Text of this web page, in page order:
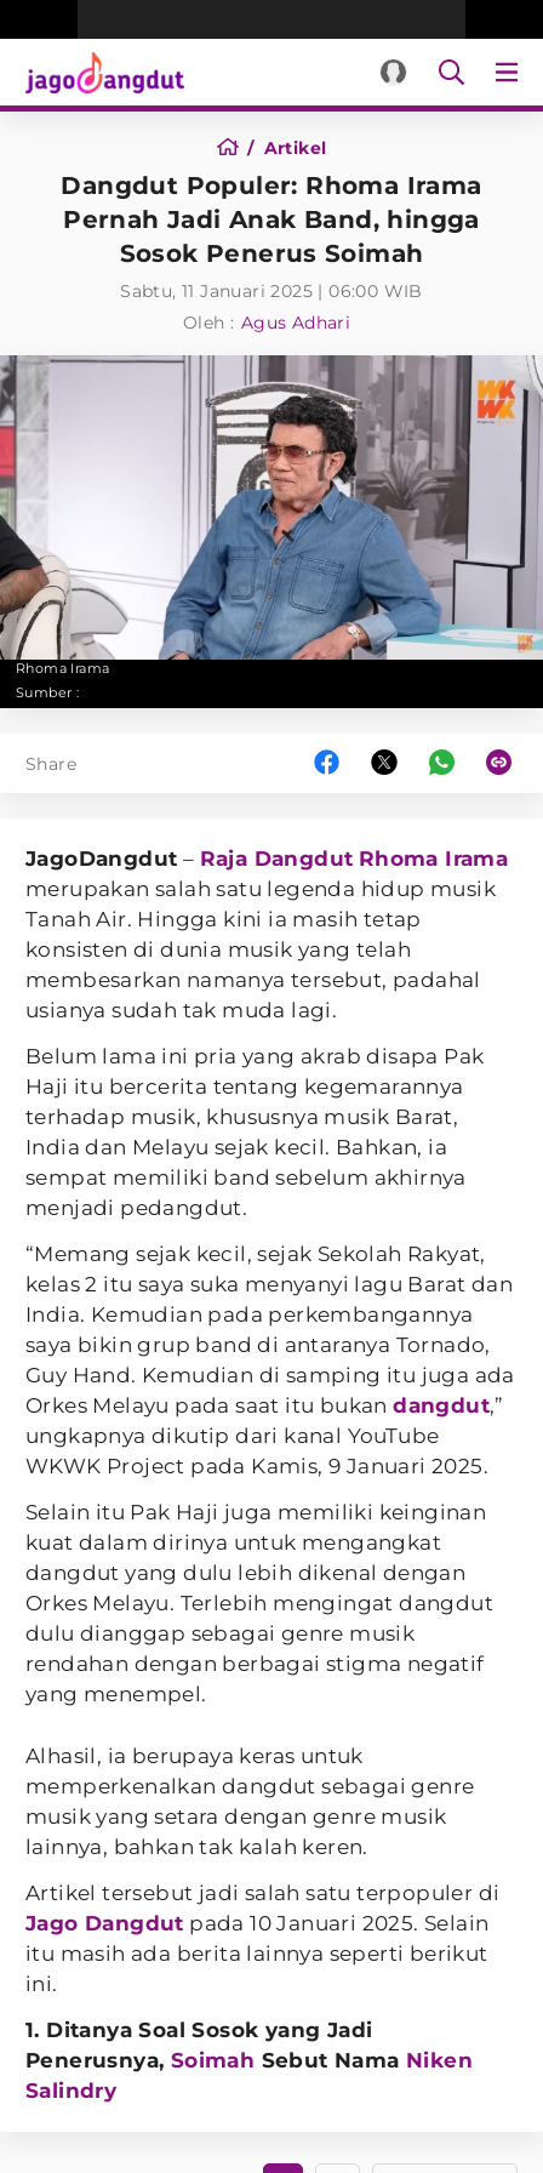
Artikel
Dangdut Populer: Rhoma Irama
Pernah Jadi Anak Band, hingga
Sosok Penerus Soimah
Sabtu, 11 Januari 2025 | 06:00 WIB
Oleh : Agus Adhari
Rhoma Irama
Sumber :
Share
JagoDangdut – Raja Dangdut Rhoma Irama
merupakan salah satu legenda hidup musik
Tanah Air. Hingga kini ia masih tetap
konsisten di dunia musik yang telah
membesarkan namanya tersebut, padahal
usianya sudah tak muda lagi.
Belum lama ini pria yang akrab disapa Pak
Haji itu bercerita tentang kegemarannya
terhadap musik, khususnya musik Barat,
India dan Melayu sejak kecil. Bahkan, ia
sempat memiliki band sebelum akhirnya
menjadi pedangdut.
“Memang sejak kecil, sejak Sekolah Rakyat,
kelas 2 itu saya suka menyanyi lagu Barat dan
India. Kemudian pada perkembangannya
saya bikin grup band di antaranya Tornado,
Guy Hand. Kemudian di samping itu juga ada
Orkes Melayu pada saat itu bukandangdut,”
ungkapnya dikutip dari kanal YouTube
WKWK Project pada Kamis, 9 Januari 2025.
Selain itu Pak Haji juga memiliki keinginan
kuat dalam dirinya untuk mengangkat
dangdut yang dulu lebih dikenal dengan
Orkes Melayu. Terlebih mengingat dangdut
dulu dianggap sebagai genre musik
rendahan dengan berbagai stigma negatif
yang menempel.
Alhasil, ia berupaya keras untuk
memperkenalkan dangdut sebagai genre
musik yang setara dengan genre musik
lainnya, bahkan tak kalah keren.
Artikel tersebut jadi salah satu terpopuler di
Jago Dangdut pada 10 Januari 2025. Selain
itu masih ada berita lainnya seperti berikut
ini.
1. Ditanya Soal Sosok yang Jadi
Penerusnya, Soimah Sebut Nama Niken
Salindry